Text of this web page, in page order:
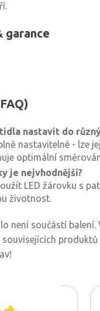
garance
nastavit do
nastavitelné - lze
optimální
je nejvhodnější?
LED žárovku s
životnost.
není součástí
souvisejících